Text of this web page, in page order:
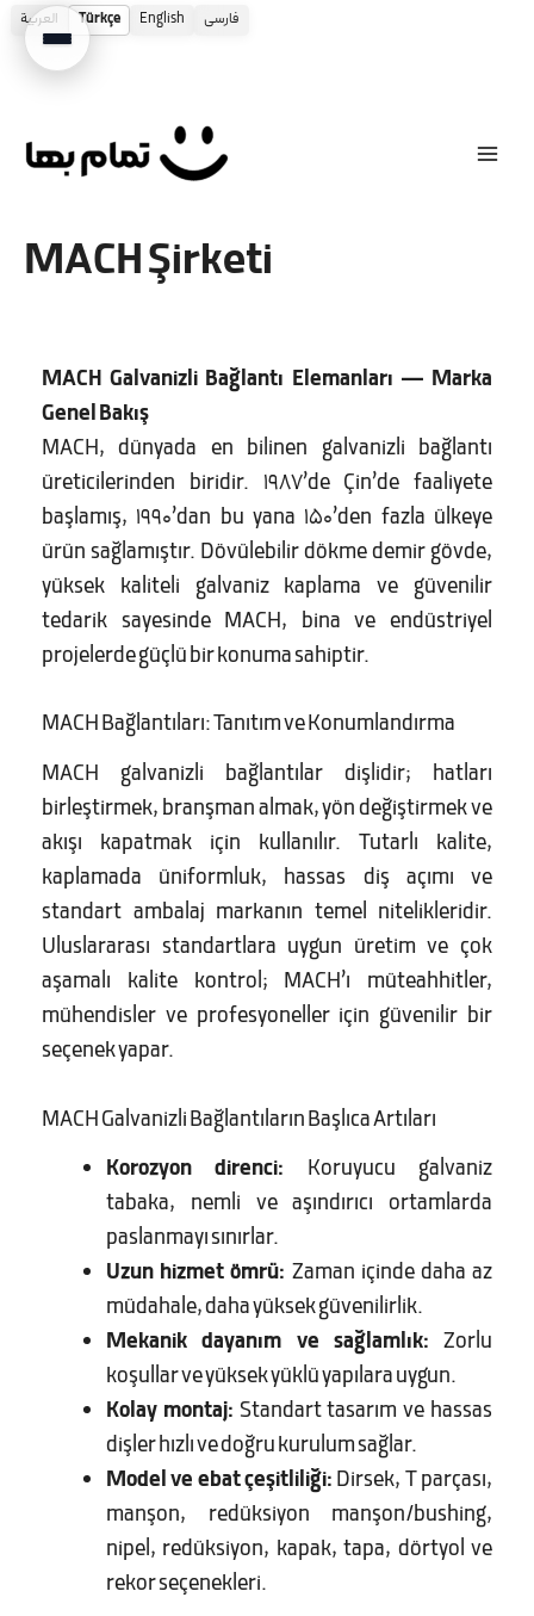
العربية Türkçe English فارسی
İçeriğe
MACH Şirketi
MACH Galvanizli Bağlantı Elemanları — Marka
Genel Bakış
MACH, dünyada en bilinen galvanizli bağlantı
üreticilerinden biridir. 1987’de Çin’de faaliyete
başlamış, 1990’dan bu yana 150’den fazla ülkeye
ürün sağlamıştır. Dövülebilir dökme demir gövde,
yüksek kaliteli galvaniz kaplama ve güvenilir
tedarik sayesinde MACH, bina ve endüstriyel
projelerde güçlü bir konuma sahiptir.
MACH Bağlantıları: Tanıtım ve Konumlandırma
MACH galvanizli bağlantılar dişlidir; hatları
birleştirmek, branşman almak, yön değiştirmek ve
akışı kapatmak için kullanılır. Tutarlı kalite,
kaplamada üniformluk, hassas diş açımı ve
standart ambalaj markanın temel nitelikleridir.
Uluslararası standartlara uygun üretim ve çok
aşamalı kalite kontrol; MACH’ı müteahhitler,
mühendisler ve profesyoneller için güvenilir bir
seçenek yapar.
MACH Galvanizli Bağlantıların Başlıca Artıları
Korozyon direnci: Koruyucu galvaniz
tabaka, nemli ve aşındırıcı ortamlarda
paslanmayı sınırlar.
Uzun hizmet ömrü: Zaman içinde daha az
müdahale, daha yüksek güvenilirlik.
Mekanik dayanım ve sağlamlık: Zorlu
koşullar ve yüksek yüklü yapılara uygun.
Kolay montaj: Standart tasarım ve hassas
dişler hızlı ve doğru kurulum sağlar.
Model ve ebat çeşitliliği:Dirsek, T parçası,
manşon, redüksiyon manşon/bushing,
nipel, redüksiyon, kapak, tapa, dörtyol ve
rekor seçenekleri.